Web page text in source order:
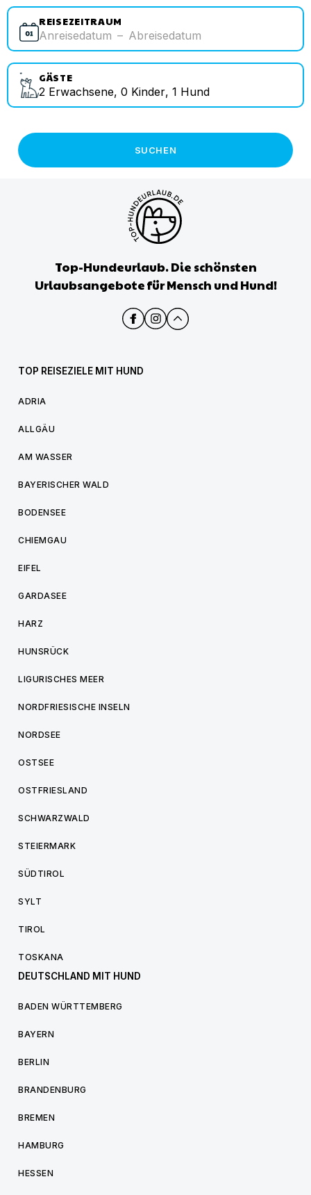
REISEZEITRAUM
Anreisedatum – Abreisedatum
GÄSTE
2 Erwachsene, 0 Kinder, 1 Hund
SUCHEN
Top-Hundeurlaub. Die schönsten
Urlaubsangebote für Mensch und Hund!
TOP REISEZIELE MIT HUND
ADRIA
ALLGÄU
AM WASSER
BAYERISCHER WALD
BODENSEE
CHIEMGAU
EIFEL
GARDASEE
HARZ
HUNSRÜCK
LIGURISCHES MEER
NORDFRIESISCHE INSELN
NORDSEE
OSTSEE
OSTFRIESLAND
SCHWARZWALD
STEIERMARK
SÜDTIROL
SYLT
TIROL
TOSKANA
DEUTSCHLAND MIT HUND
BADEN WÜRTTEMBERG
BAYERN
BERLIN
BRANDENBURG
BREMEN
HAMBURG
HESSEN